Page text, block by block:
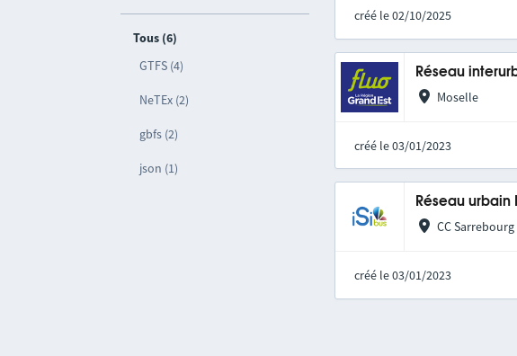
Tous (6)
GTFS (4)
NeTEx (2)
gbfs (2)
json (1)
créé le 02/10/2025
Réseau
Moselle
créé le 03/01/2023
Réseau urbain
CC
créé le 03/01/2023